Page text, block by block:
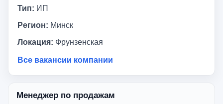
Тип: ИП
Регион: Минск
Локация: Фрунзенская
Все вакансии компании
Менеджер по продажам